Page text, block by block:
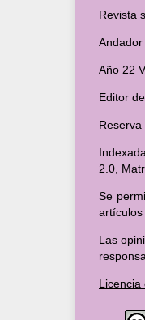
Revista
Andador
Año 22
Editor
2.0,
Se
artículos
Las
Licencia